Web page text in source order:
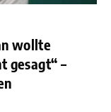
wollte
gesagt“ –